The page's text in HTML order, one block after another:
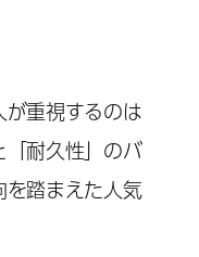
重視するのは
「耐久性」のバ
踏まえた人気